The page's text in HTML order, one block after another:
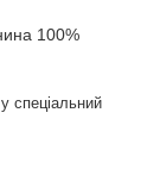
100%
спеціальний